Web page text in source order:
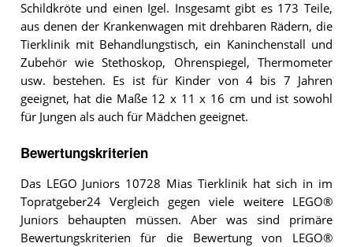
Schildkröte und einen Igel. Insgesamt gibt es 173 Teile,
aus denen der Krankenwagen mit drehbaren Rädern, die
Tierklinik mit Behandlungstisch, ein Kaninchenstall und
Zubehör wie Stethoskop, Ohrenspiegel, Thermometer
usw. bestehen. Es ist für Kinder von 4 bis 7 Jahren
geeignet, hat die Maße 12 x 11 x 16 cm und ist sowohl
für Jungen als auch für Mädchen geeignet.
Bewertungskriterien
Das LEGO Juniors 10728 Mias Tierklinik hat sich in im
Topratgeber24 Vergleich gegen viele weitere LEGO®
Juniors behaupten müssen. Aber was sind primäre
Bewertungskriterien für die Bewertung von LEGO®